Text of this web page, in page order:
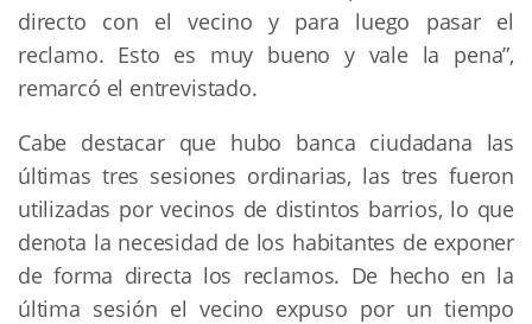
directo con el vecino y para luego pasar el
reclamo. Esto es muy bueno y vale la pena”,
remarcó el entrevistado.
Cabe destacar que hubo banca ciudadana las
últimas tres sesiones ordinarias, las tres fueron
utilizadas por vecinos de distintos barrios, lo que
denota la necesidad de los habitantes de exponer
de forma directa los reclamos. De hecho en la
última sesión el vecino expuso por un tiempo